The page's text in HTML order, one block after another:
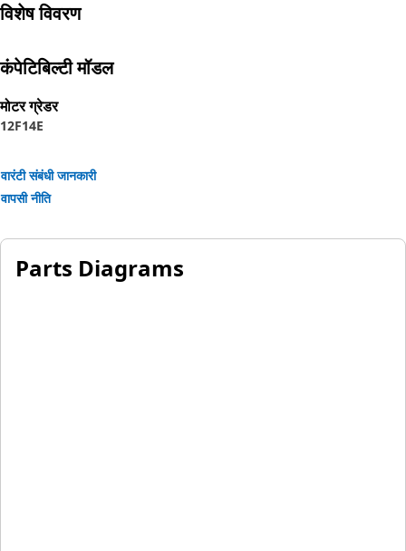
विशेष विवरण
कंपेटिबिल्टी मॉडल
मोटर ग्रेडर
12F14E
वारंटी संबंधी जानकारी
वापसी नीति
Parts Diagrams